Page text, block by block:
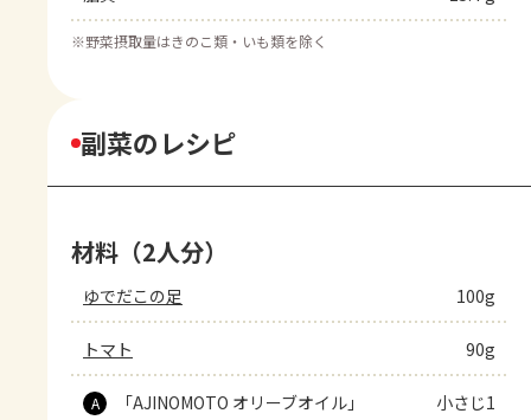
※野菜摂取量はきのこ類・いも類を除く
副菜のレシピ
材料（2人分）
ゆでだこの足 100g
トマト 90g
A 「AJINOMOTO オリーブオイル」 小さじ1